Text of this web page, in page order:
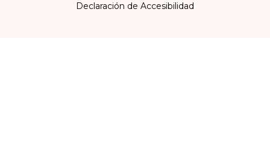
Declaración de Accesibilidad